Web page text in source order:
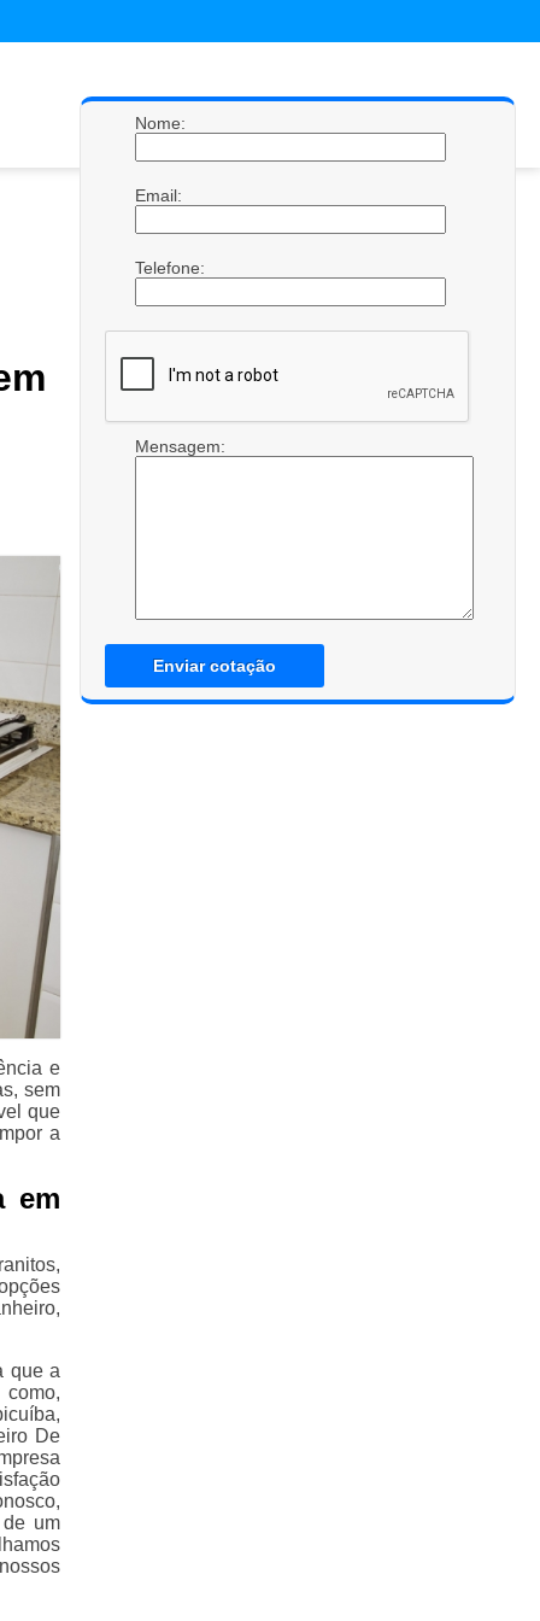
e
sem
que
a
em
que a
como,
De
um
Nome:
Email:
Telefone:
Mensagem:
Enviar cotação